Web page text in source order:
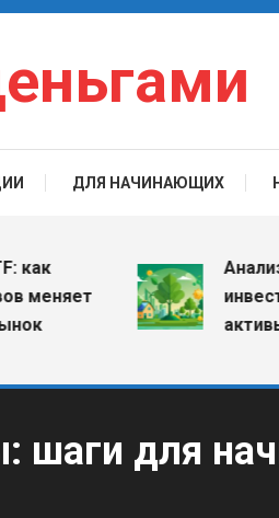
ДЛЯ НАЧИНАЮЩИХ
Анализ
активы и
шаги для